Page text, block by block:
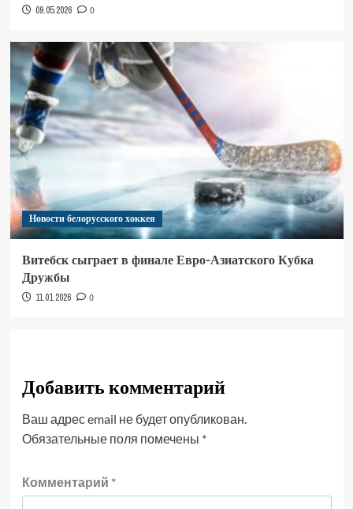
09.05.2026 0
Новости белорусского хоккея
Витебск сыграет в финале Евро-Азиатского Кубка
Дружбы
11.01.2026 0
Добавить комментарий
Ваш адрес email не будет опубликован.
Обязательные поля помечены *
Комментарий *